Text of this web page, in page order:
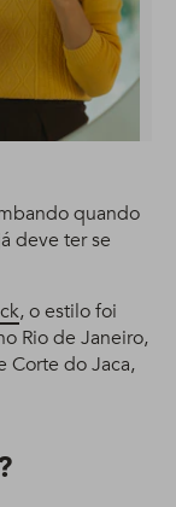
quando
deve ter se
, o estilo foi
Rio de Janeiro,
Corte do Jaca,